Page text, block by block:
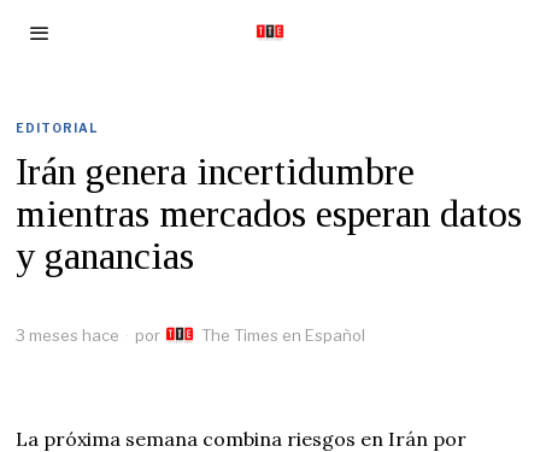
EDITORIAL
Irán genera incertidumbre
mientras mercados esperan datos
y ganancias
3 meses hace por The Times en Español
La próxima semana combina riesgos en Irán por